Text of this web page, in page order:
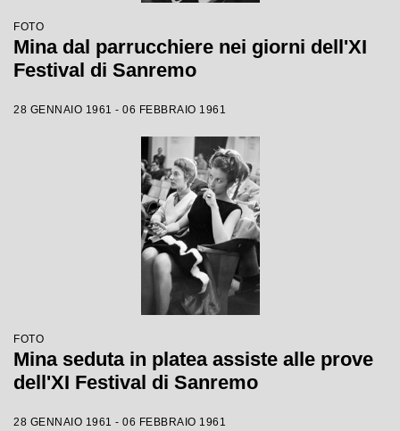
FOTO
Mina dal parrucchiere nei giorni dell'XI
Festival di Sanremo
28 GENNAIO 1961 - 06 FEBBRAIO 1961
FOTO
Mina seduta in platea assiste alle prove
dell'XI Festival di Sanremo
28 GENNAIO 1961 - 06 FEBBRAIO 1961